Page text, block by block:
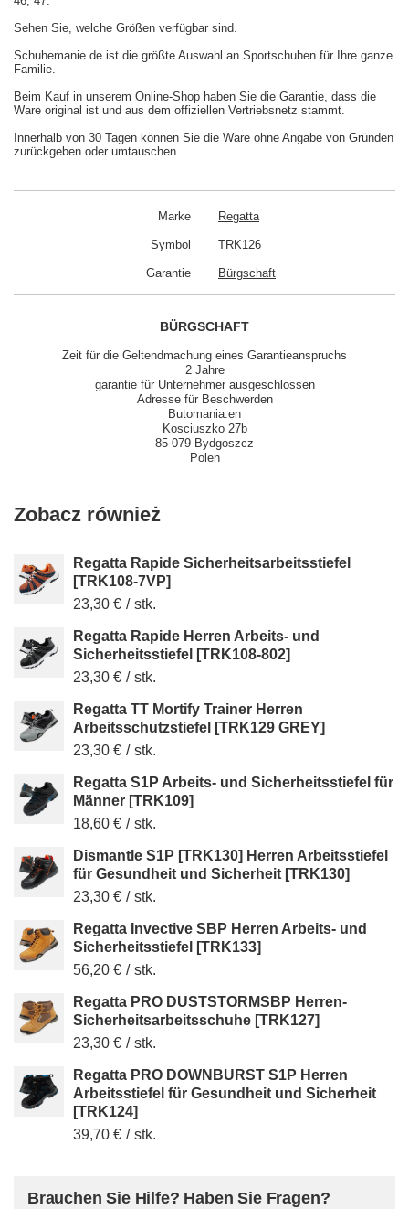
Sehen Sie, welche Größen verfügbar sind.
Schuhemanie.de ist die größte Auswahl an Sportschuhen für Ihre ganze
Familie.
Beim Kauf in unserem Online-Shop haben Sie die Garantie, dass die
Ware original ist und aus dem offiziellen Vertriebsnetz stammt.
Innerhalb von 30 Tagen können Sie die Ware ohne Angabe von Gründen
zurückgeben oder umtauschen.
Marke Regatta
Symbol TRK126
Garantie Bürgschaft
BÜRGSCHAFT
Zeit für die Geltendmachung eines Garantieanspruchs
2 Jahre
garantie für Unternehmer ausgeschlossen
Adresse für Beschwerden
Butomania.en
Kosciuszko 27b
85-079 Bydgoszcz
Polen
Zobacz również
Regatta Rapide Sicherheitsarbeitsstiefel
[TRK108-7VP]
23,30 € / stk.
Regatta Rapide Herren Arbeits- und
Sicherheitsstiefel [TRK108-802]
23,30 € / stk.
Regatta TT Mortify Trainer Herren
Arbeitsschutzstiefel [TRK129 GREY]
23,30 € / stk.
Regatta S1P Arbeits- und Sicherheitsstiefel für
Männer [TRK109]
18,60 € / stk.
Dismantle S1P [TRK130] Herren Arbeitsstiefel
für Gesundheit und Sicherheit [TRK130]
23,30 € / stk.
Regatta Invective SBP Herren Arbeits- und
Sicherheitsstiefel [TRK133]
56,20 € / stk.
Regatta PRO DUSTSTORMSBP Herren-
Sicherheitsarbeitsschuhe [TRK127]
23,30 € / stk.
Regatta PRO DOWNBURST S1P Herren
Arbeitsstiefel für Gesundheit und Sicherheit
[TRK124]
39,70 € / stk.
Brauchen Sie Hilfe? Haben Sie Fragen?